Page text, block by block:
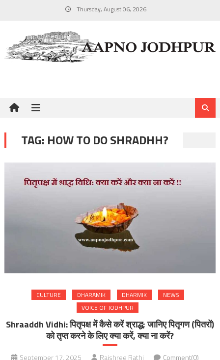
Thursday, August 06, 2026
TAG: HOW TO DO SHRADHH?
CULTURE DHARAMIK DHARMIK
NEWS
VOICE OF JODHPUR
Shraaddh Vidhi: पितृपक्ष में कैसे करें श्राद्ध; जानिए पितृगण (पितरों)
को तृप्त करने के लिए क्या करें, क्या ना करें?
September 17, 2025 Rajshree Rathi Comment(0)